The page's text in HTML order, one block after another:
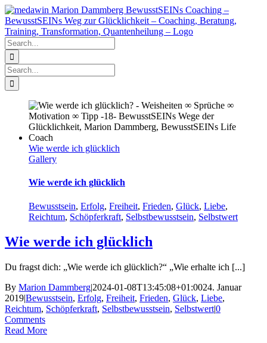
Skip
to
content
Search
for:
Search
for:
Wie werde ich glücklich
Gallery
Wie werde ich glücklich
Bewusstsein, Erfolg, Freiheit, Frieden, Glück, Liebe,
Reichtum, Schöpferkraft, Selbstbewusstsein, Selbstwert
Wie werde ich glücklich
Du fragst dich: „Wie werde ich glücklich?“ „Wie erhalte ich [...]
By Marion Dammberg|2024-01-08T13:45:08+01:0024. Januar
2019|Bewusstsein, Erfolg, Freiheit, Frieden, Glück, Liebe,
Reichtum, Schöpferkraft, Selbstbewusstsein, Selbstwert|0
Comments
Read More